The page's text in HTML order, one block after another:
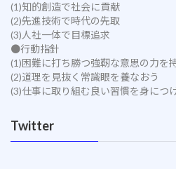
(1)知的創造で社会に貢献
(2)先進技術で時代の先取
(3)人社一体で目標追求
●行動指針
(1)困難に打ち勝つ強靭な意思の力を
(2)道理を見抜く常識眼を養なおう
(3)仕事に取り組む良い習慣を身につ
Twitter